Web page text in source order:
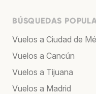
BÚSQUEDAS
Vuelos a Ciudad de
Vuelos a Cancún
Vuelos a Tijuana
Vuelos a Madrid